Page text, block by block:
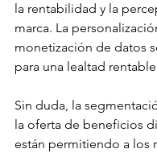
la rentabilidad y la
marca. La
monetización de datos
para una lealtad
Sin duda, la
la oferta de beneficios
están permitiendo a los